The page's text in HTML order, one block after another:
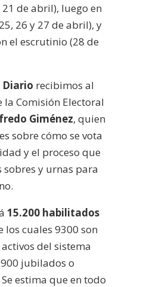
de abril), luego en
26 y 27 de abril), y
el escrutinio (28 de
Diario recibimos al
la Comisión Electoral
Giménez, quien
sobre cómo se vota
y el proceso que
y urnas para
15.200 habilitados
los cuales 9300 son
del sistema
jubilados o
estima que en todo